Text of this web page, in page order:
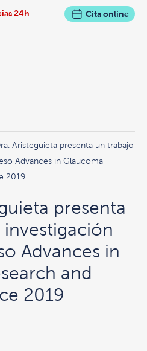
24h Cita online
Aristeguieta presenta un trabajo
Advances in Glaucoma
2019
presenta
Advances in
and
2019